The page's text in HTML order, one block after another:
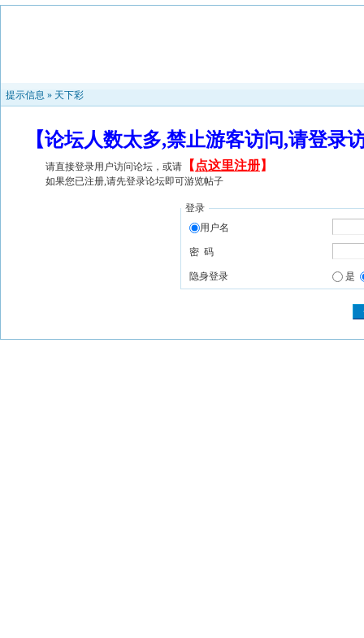
提示信息 » 天下彩
【论坛人数太多,禁止游客访问,请登
请直接登录用户访问论坛，或请 【 点这里注册】
如果您已注册,请先登录论坛即可游览帖子
登录
用户名
密 码
隐身登录 是